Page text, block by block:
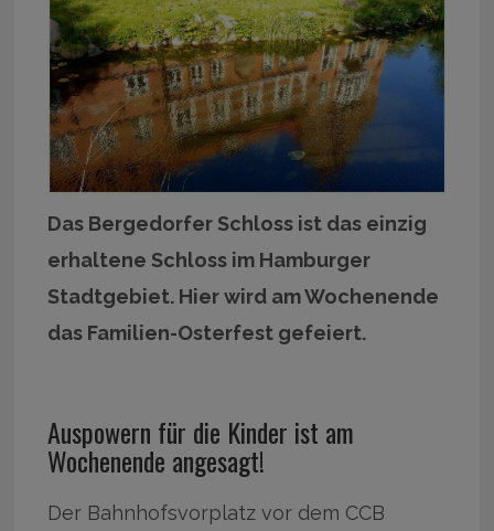
Das Bergedorfer Schloss ist das einzig
erhaltene Schloss im Hamburger
Stadtgebiet. Hier wird am Wochenende
das Familien-Osterfest gefeiert.
Auspowern für die Kinder ist am
Wochenende angesagt!
Der Bahnhofsvorplatz vor dem CCB